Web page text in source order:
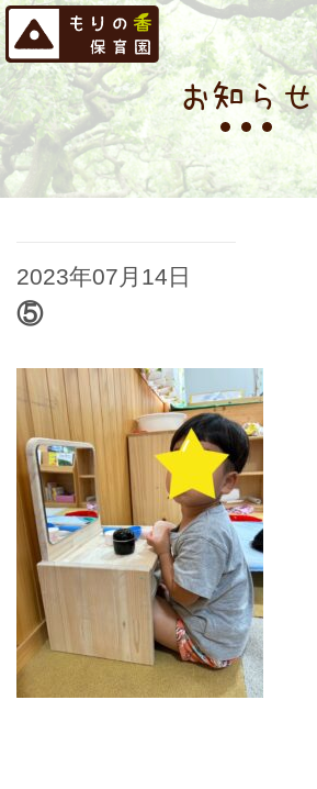
お知らせ
2023年07月14日
⑤